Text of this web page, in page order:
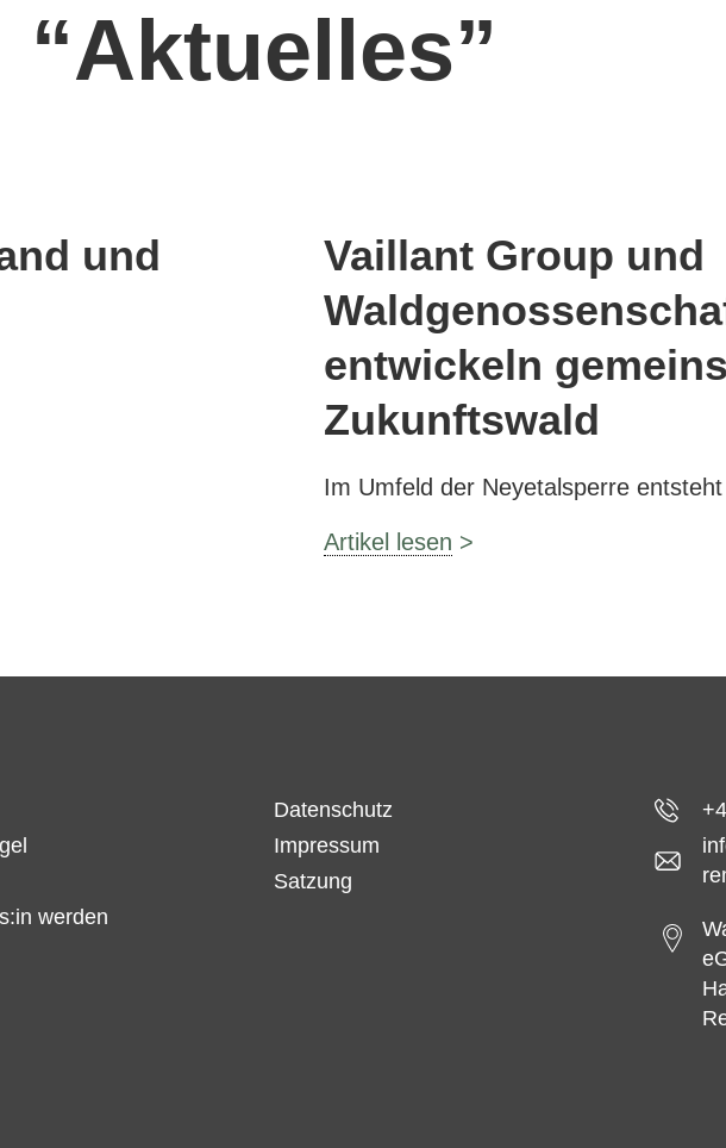
“Aktuelles”
und
Vaillant Group und
entwickeln
Zukunftswald
Im Umfeld der Neyetalsperre
Artikel lesen >
werden
Datenschutz
Impressum
Satzung